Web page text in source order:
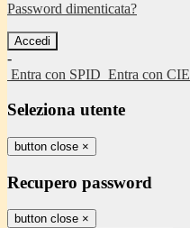
Password dimenticata?
-
Entra con SPID Entra con CIE
Seleziona utente
button close ×
Recupero password
button close ×